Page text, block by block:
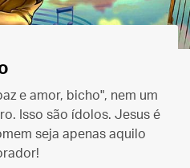
e amor, bicho", nem um
Isso são ídolos. Jesus é
seja apenas aquilo